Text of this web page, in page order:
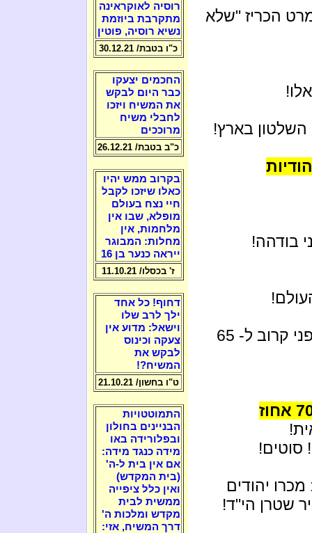
הכריז "שלא
בארץ!
בודהה!
הרי ה' ידע שתקום המדינה שקמה בארץ לפני קרוב ל- 65
בשנת 1948 שלחו בן גוריון והמטכ"ל: 70 אחוז
סוטים!
מכרו יהודים
שטרן הי"ד!
רוסיה לאוקראינה
מתקרבת ביוזמת
נשיא רוסיה, פוטין
כ"ו בטבת/ 30.12.21
החכמים יצעקו
כבר היום לבקש
את המשיח ויזכו
לחבלי משיח
מרוככים
כ"ב בטבת/ 26.12.21
בקרוב ממש יהיו
כאלו שיזכו לקבל
חיי נצח בעולם
מופלא, שבו אין
מלחמות, אין
מחלות: המבוגר
ייראה כנער בן 16
ז' בכסלו/ 11.10.21
דחוף! כל אחד
ילך לרב שלו
וישאל: מדוע אין
צעקה וכינוס
לבקש את
המשיח?!
ט"ו בחשון/ 21.10.21
התמוטטויות
הבניינים בחולון
ובפלורידה באו
מידה כנגד מידה:
אם אין בית ל-ה'
(בית המקדש)
ואין כלל ציפייה
ממשית לבית
מקדש ומלכות ה'
דרך המשיח, אזי: